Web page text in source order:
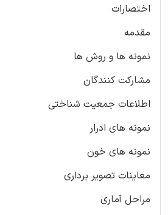
اختصارات
مقدمه
نمونه ها و روش ها
مشارکت کنندگان
اطلاعات جمعیت شناختی
نمونه های ادرار
نمونه های خون
معاینات تصویر برداری
مراحل آماری